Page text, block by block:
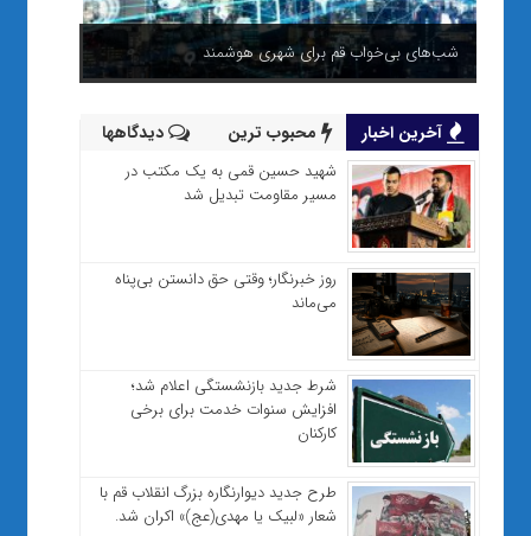
شب‌های بی‌خواب قم برای شهری هوشمند
آخرین اخبار محبوب ترین دیدگاهها
شهید حسین قمی به یک مکتب در
مسیر مقاومت تبدیل شد
روز خبرنگار؛ وقتی حق دانستن بی‌پناه
می‌ماند
شرط جدید بازنشستگی اعلام شد؛
افزایش سنوات خدمت برای برخی
کارکنان
طرح جدید دیوارنگاره بزرگ انقلاب قم با
شعار «لبیک یا مهدی(عج)» اکران شد.